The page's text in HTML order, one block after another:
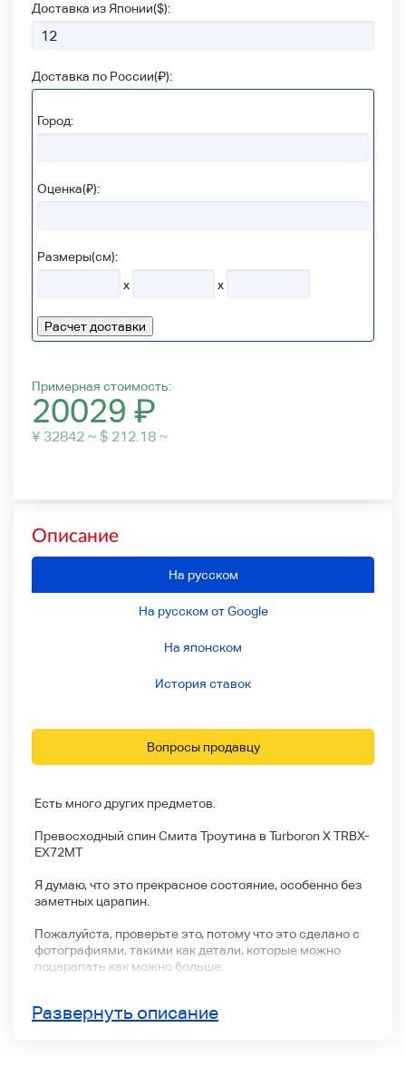
Доставка из Японии($):
Доставка по России(₽):
Город:
Оценка(₽):
Размеры(см):
x
x
Расчет доставки
Примерная стоимость:
20029 ₽
¥ 32842 ~ $ 212.18 ~
Описание
На русском
На русском от Google
На японском
История ставок
Вопросы продавцу
Есть много других предметов.
Превосходный спин Смита Троутина в Turboron X TRBX-
EX72MT
Я думаю, что это прекрасное состояние, особенно без
заметных царапин.
Пожалуйста, проверьте это, потому что это сделано с
фотографиями, такими как детали, которые можно
поцарапать как можно больше.
ищете совершенство.
Развернуть описание